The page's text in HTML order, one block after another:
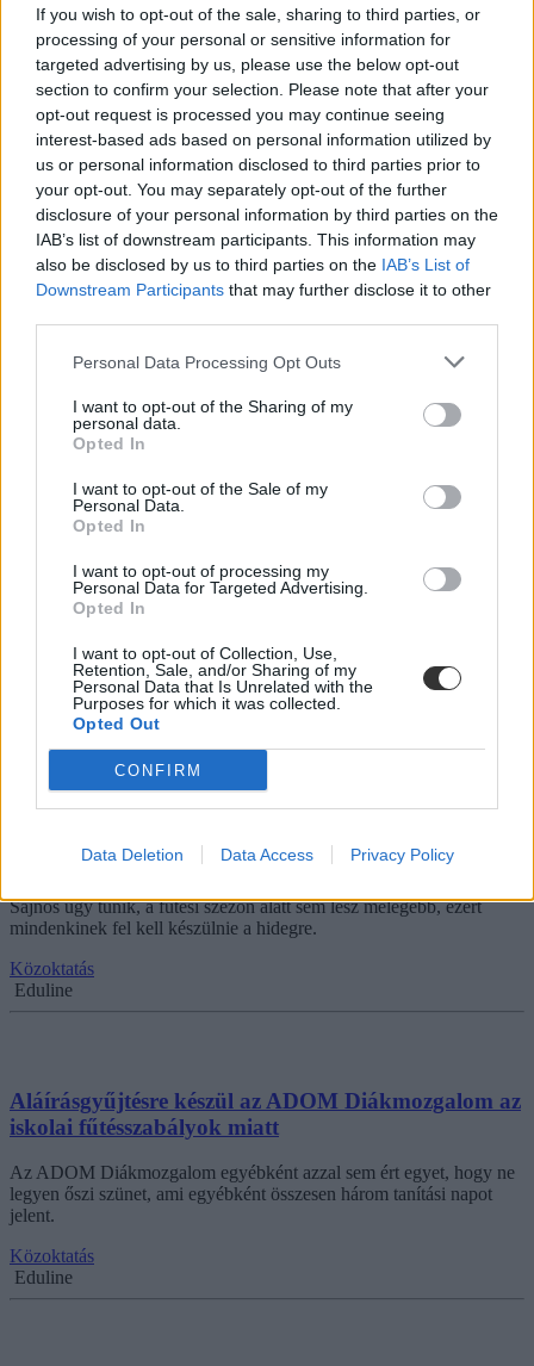
If you wish to opt-out of the sale, sharing to third parties, or
processing of your personal or sensitive information for
targeted advertising by us, please use the below opt-out
section to confirm your selection. Please note that after your
opt-out request is processed you may continue seeing
interest-based ads based on personal information utilized by
us or personal information disclosed to third parties prior to
your opt-out. You may separately opt-out of the further
disclosure of your personal information by third parties on the
IAB’s list of downstream participants. This information may
also be disclosed by us to third parties on the IAB’s List of
Downstream Participants that may further disclose it to other
Personal Data Processing Opt Outs
I want to opt-out of the Sharing of my
personal data.
Opted In
I want to opt-out of the Sale of my
Personal Data.
Opted In
I want to opt-out of processing my
Personal Data for Targeted Advertising.
Opted In
I want to opt-out of Collection, Use,
Retention, Sale, and/or Sharing of my
Personal Data that Is Unrelated with the
Purposes for which it was collected.
Opted Out
CONFIRM
Data Deletion Data Access Privacy Policy
Fűtési- és Covid-szabályok az iskolákban, komoly
könnyítés az egyetemeken: a hét hírei
Az általános iskolákban legalább 20, a középiskolákban minimum
18 fok lesz - megvannak a szabályok. Megjelent az egyetemi
átsorolások szabálya, és sikerült megmenteni a Facebookon
segítséget kérő budapesti iskolát. Összeszedtük a hét legfontosabb
oktatási híreit.
Eduline
18 fok sincs az iskolában
Sajnos úgy tűnik, a fűtési szezon alatt sem lesz melegebb, ezért
mindenkinek fel kell készülnie a hidegre.
Közoktatás
Eduline
Aláírásgyűjtésre készül az ADOM Diákmozgalom az
iskolai fűtésszabályok miatt
Az ADOM Diákmozgalom egyébként azzal sem ért egyet, hogy ne
legyen őszi szünet, ami egyébként összesen három tanítási napot
jelent.
Közoktatás
Eduline